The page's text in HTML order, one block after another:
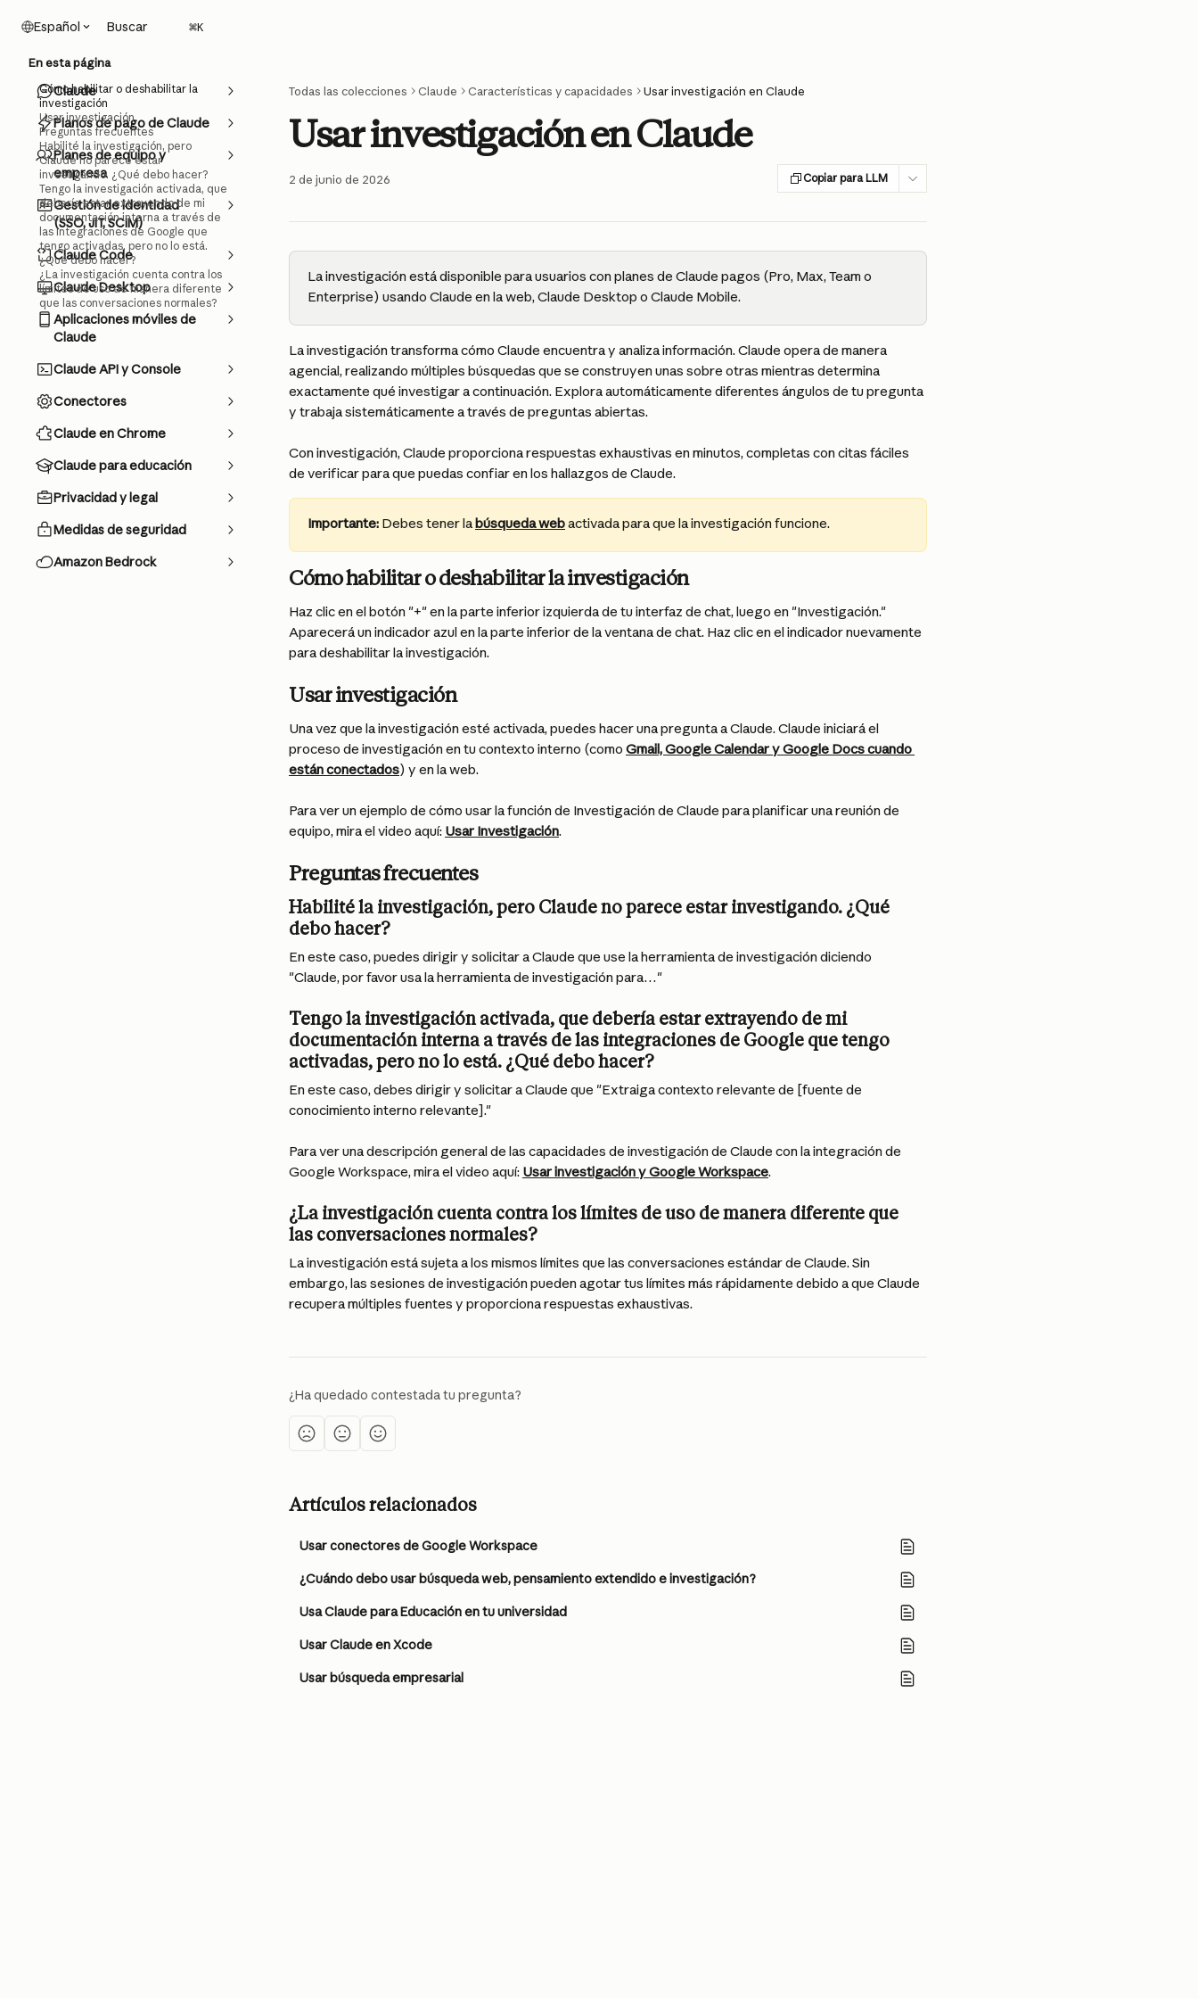
Español Buscar ⌘K
Claude
Planos de pago de Claude
Planes de equipo y
empresa
Gestión de identidad
(SSO, JIT, SCIM)
Claude Code
Claude Desktop
Aplicaciones móviles de
Claude
Claude API y Console
Conectores
Claude en Chrome
Claude para educación
Privacidad y legal
Medidas de seguridad
Amazon Bedrock
Todas las colecciones Claude Características y capacidades Usar investigación en Claude
Usar investigación en Claude
2 de junio de 2026 Copiar para LLM
La investigación está disponible para usuarios con planes de Claude pagos (Pro, Max, Team o
Enterprise) usando Claude en la web, Claude Desktop o Claude Mobile.
La investigación transforma cómo Claude encuentra y analiza información. Claude opera de manera
agencial, realizando múltiples búsquedas que se construyen unas sobre otras mientras determina
exactamente qué investigar a continuación. Explora automáticamente diferentes ángulos de tu pregunta
y trabaja sistemáticamente a través de preguntas abiertas.
Con investigación, Claude proporciona respuestas exhaustivas en minutos, completas con citas fáciles
de verificar para que puedas confiar en los hallazgos de Claude.
Importante: Debes tener la búsqueda web activada para que la investigación funcione.
Cómo habilitar o deshabilitar la investigación
Haz clic en el botón "+" en la parte inferior izquierda de tu interfaz de chat, luego en "Investigación."
Aparecerá un indicador azul en la parte inferior de la ventana de chat. Haz clic en el indicador nuevamente
para deshabilitar la investigación.
Usar investigación
Una vez que la investigación esté activada, puedes hacer una pregunta a Claude. Claude iniciará el
proceso de investigación en tu contexto interno (como Gmail, Google Calendar y Google Docs cuando
están conectados) y en la web.
Para ver un ejemplo de cómo usar la función de Investigación de Claude para planificar una reunión de
equipo, mira el video aquí: Usar Investigación.
Preguntas frecuentes
Habilité la investigación, pero Claude no parece estar investigando. ¿Qué
debo hacer?
En este caso, puedes dirigir y solicitar a Claude que use la herramienta de investigación diciendo
"Claude, por favor usa la herramienta de investigación para…"
Tengo la investigación activada, que debería estar extrayendo de mi
documentación interna a través de las integraciones de Google que tengo
activadas, pero no lo está. ¿Qué debo hacer?
En este caso, debes dirigir y solicitar a Claude que "Extraiga contexto relevante de [fuente de
conocimiento interno relevante]."
Para ver una descripción general de las capacidades de investigación de Claude con la integración de
Google Workspace, mira el video aquí: Usar investigación y Google Workspace.
¿La investigación cuenta contra los límites de uso de manera diferente que
las conversaciones normales?
La investigación está sujeta a los mismos límites que las conversaciones estándar de Claude. Sin
embargo, las sesiones de investigación pueden agotar tus límites más rápidamente debido a que Claude
recupera múltiples fuentes y proporciona respuestas exhaustivas.
¿Ha quedado contestada tu pregunta?
Artículos relacionados
Usar conectores de Google Workspace
¿Cuándo debo usar búsqueda web, pensamiento extendido e investigación?
Usa Claude para Educación en tu universidad
Usar Claude en Xcode
Usar búsqueda empresarial
En esta página
Cómo habilitar o deshabilitar la
investigación
Usar investigación
Preguntas frecuentes
Habilité la investigación, pero
Claude no parece estar
investigando. ¿Qué debo hacer?
Tengo la investigación activada, que
debería estar extrayendo de mi
documentación interna a través de
las integraciones de Google que
tengo activadas, pero no lo está.
¿Qué debo hacer?
¿La investigación cuenta contra los
límites de uso de manera diferente
que las conversaciones normales?